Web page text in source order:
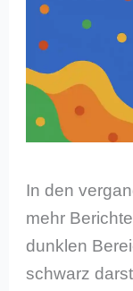
In den
mehr
dunklen
schwarz